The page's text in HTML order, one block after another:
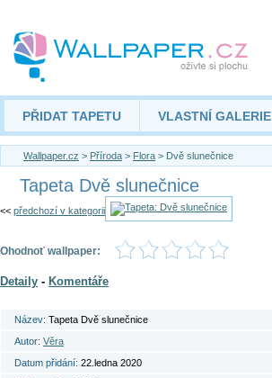
PŘIDAT TAPETU VLASTNÍ GALERIE
Wallpaper.cz > Příroda > Flora > Dvě slunečnice
Tapeta Dvě slunečnice
<< předchozí v kategorii
Ohodnoť wallpaper:
Detaily - Komentáře
Název: Tapeta Dvě slunečnice
Autor: Věra
Datum přidání: 22.ledna 2020